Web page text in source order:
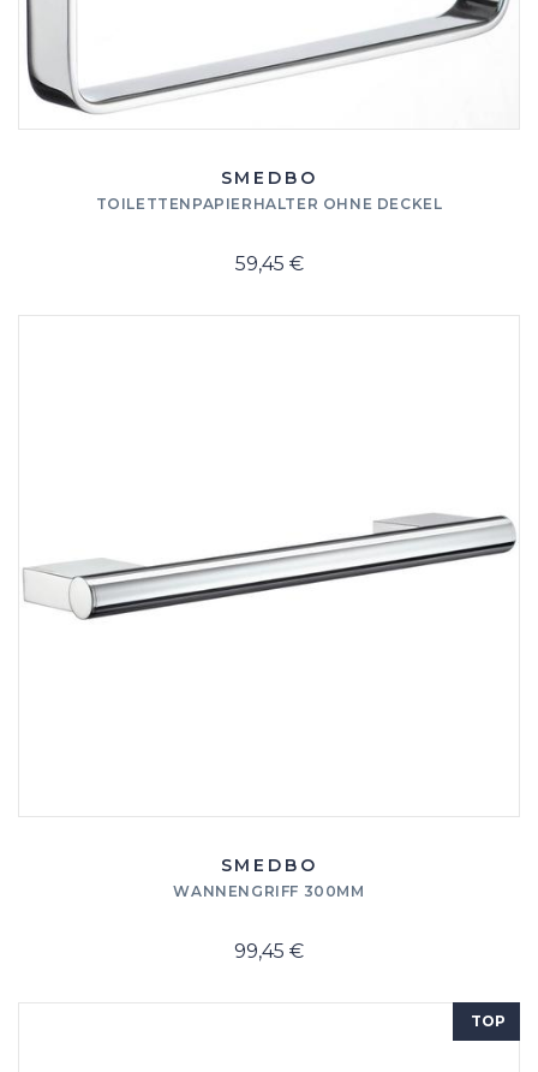
SMEDBO
TOILETTENPAPIERHALTER OHNE DECKEL
59,45 €
SMEDBO
WANNENGRIFF 300MM
99,45 €
TOP